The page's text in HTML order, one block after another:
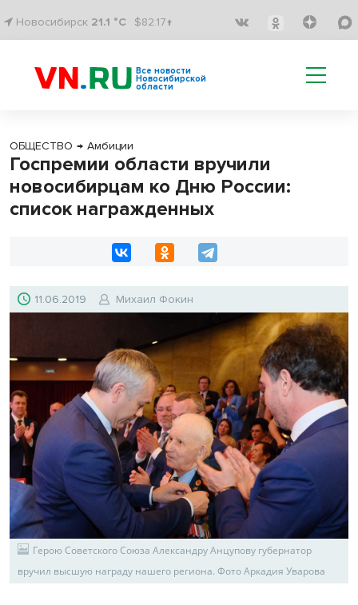
Новосибирск 21.1 °C $82.17↑
Все новости
Новосибирской
области
ОБЩЕСТВО → Амбиции
Госпремии области вручили
новосибирцам ко Дню России:
список награжденных
11.06.2019 Михаил Фокин
Герою Советского Союза Александру Анцупову губернатор
вручил высшую награду нашего региона. Фото Аркадия Уварова